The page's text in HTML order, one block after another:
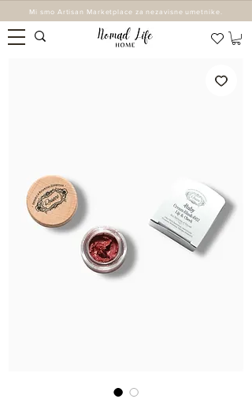
Mi smo Artisan Marketplace za nezavisne umetnike.